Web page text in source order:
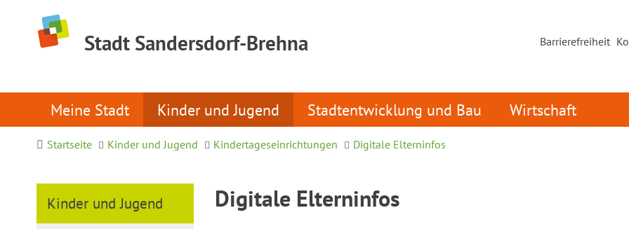
Stadt Sandersdorf-Brehna Barrierefreiheit
Meine Stadt Kinder und Jugend Stadtentwicklung und Bau Wirtschaft
Startseite Kinder und Jugend Kindertageseinrichtungen Digitale Elterninfos
Kinder und Jugend Digitale Elterninfos